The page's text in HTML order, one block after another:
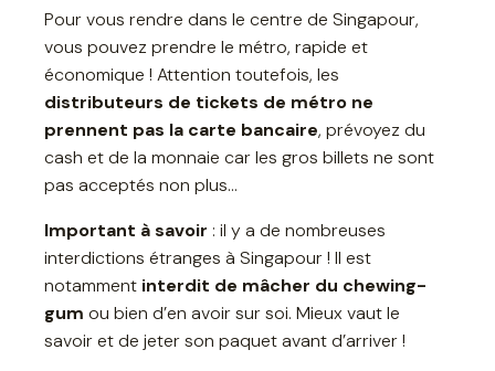
Pour vous rendre dans le centre de Singapour,
vous pouvez prendre le métro, rapide et
économique ! Attention toutefois, les
distributeurs de tickets de métro ne
prennent pas la carte bancaire, prévoyez du
cash et de la monnaie car les gros billets ne sont
pas acceptés non plus…
Important à savoir : il y a de nombreuses
interdictions étranges à Singapour ! Il est
notamment interdit de mâcher du chewing-
gum ou bien d’en avoir sur soi. Mieux vaut le
savoir et de jeter son paquet avant d’arriver !